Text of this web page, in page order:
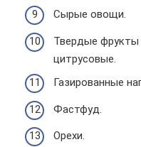
Сырые овощи.
Твердые фрукты
цитрусовые.
Газированные
Фастфуд.
Орехи.